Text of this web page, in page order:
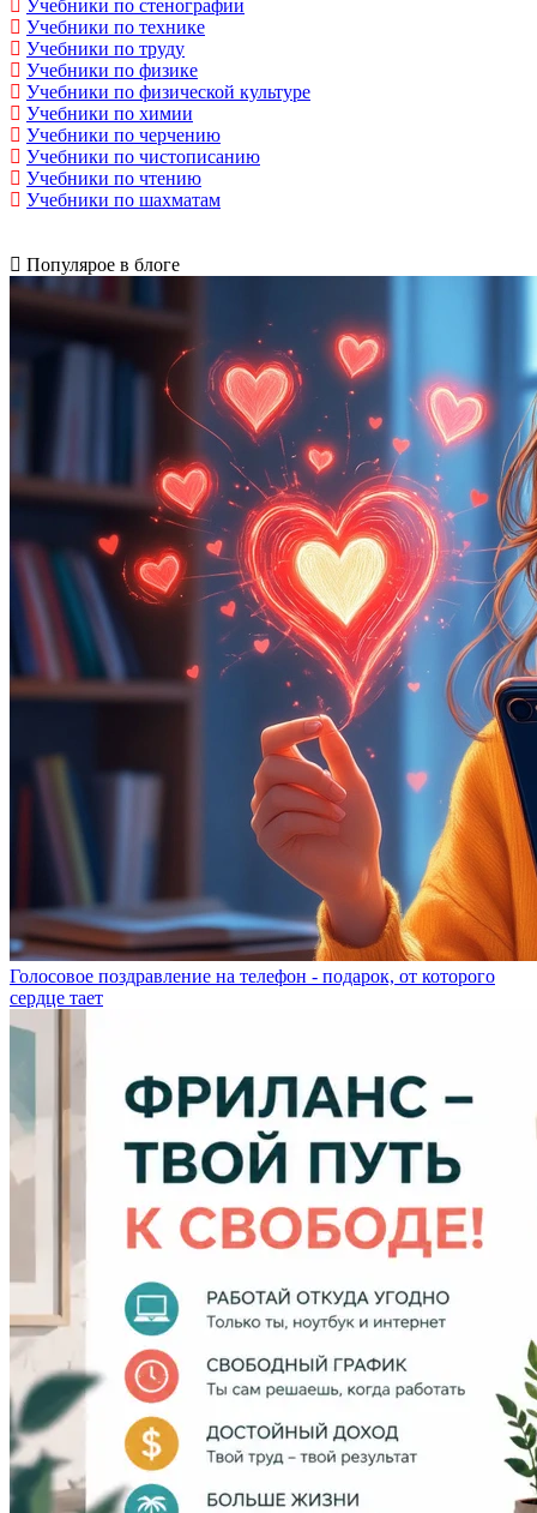
Учебники по стенографии
Учебники по технике
Учебники по труду
Учебники по физике
Учебники по физической культуре
Учебники по химии
Учебники по черчению
Учебники по чистописанию
Учебники по чтению
Учебники по шахматам
Популярое в блоге
Голосовое поздравление на телефон - подарок, от которого
сердце тает